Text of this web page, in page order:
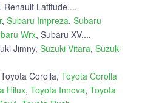
, Renault Latitude,...
, Subaru Impreza, Subaru
Wrx, Subaru XV,...
Jimny, Suzuki Vitara, Suzuki
Corolla, Toyota Corolla
Hilux, Toyota Innova, Toyota